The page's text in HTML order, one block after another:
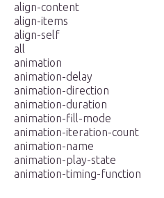
align-content
align-items
align-self
all
animation
animation-delay
animation-direction
animation-duration
animation-fill-mode
animation-iteration-count
animation-name
animation-play-state
animation-timing-function